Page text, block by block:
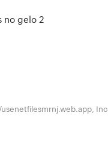
no gelo 2